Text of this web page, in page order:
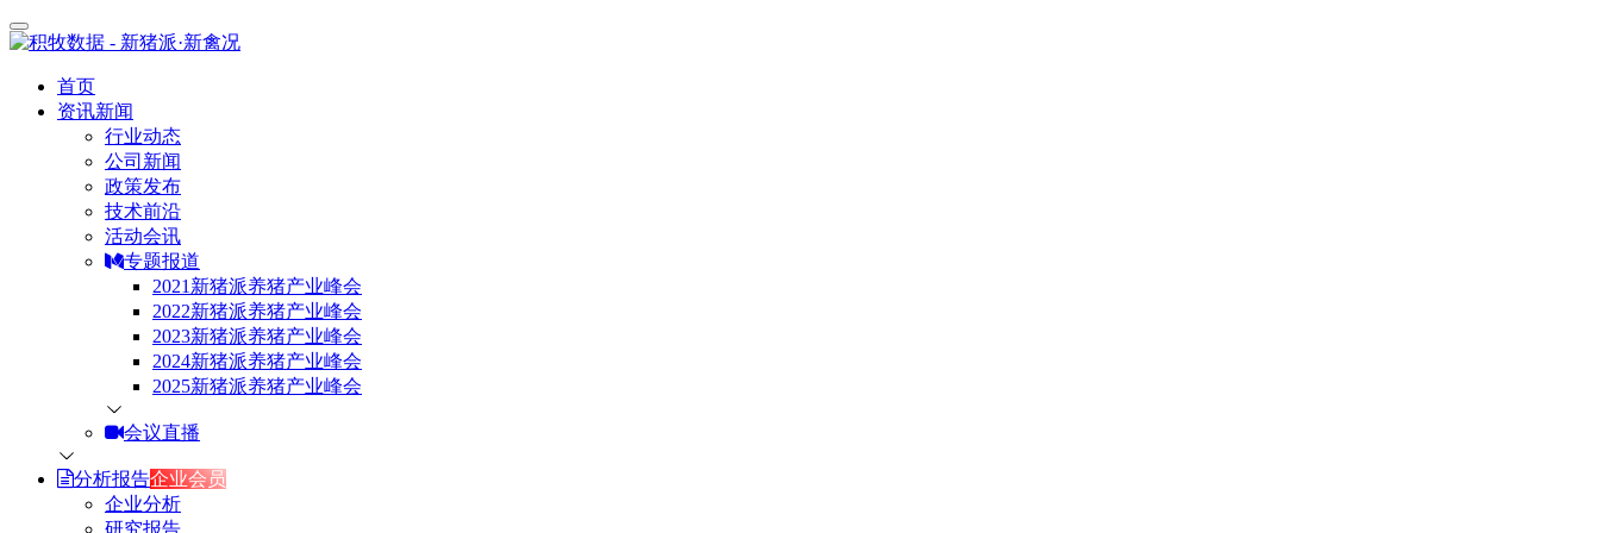
首页
资讯新闻
行业动态
公司新闻
政策发布
技术前沿
活动会讯
专题报道
2021新猪派养猪产业峰会
2022新猪派养猪产业峰会
2023新猪派养猪产业峰会
2024新猪派养猪产业峰会
2025新猪派养猪产业峰会
会议直播
分析报告企业会员
企业分析
研究报告